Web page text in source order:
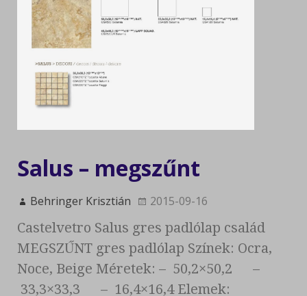
Salus – megszűnt
Behringer Krisztián 2015-09-16
Castelvetro Salus gres padlólap család
MEGSZŰNT gres padlólap Színek: Ocra,
Noce, Beige Méretek: – 50,2×50,2 –
33,3×33,3 – 16,4×16,4 Elemek: